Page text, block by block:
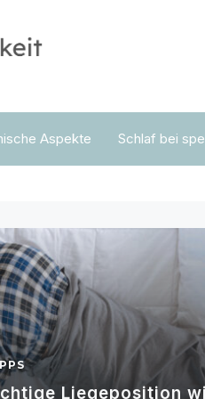
Aspekte Schlaf bei
Liegeposition